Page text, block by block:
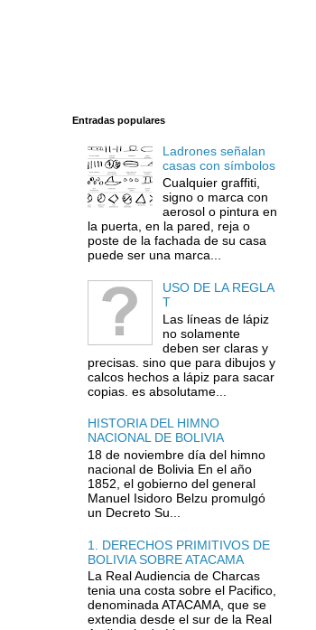
Entradas populares
Ladrones señalan
casas con símbolos
Cualquier graffiti,
signo o marca con
aerosol o pintura en
la puerta, en la pared, reja o
poste de la fachada de su casa
puede ser una marca...
USO DE LA REGLA
T
Las líneas de lápiz
no solamente
deben ser claras y
precisas. sino que para dibujos y
calcos hechos a lápiz para sacar
copias. es absolutame...
HISTORIA DEL HIMNO
NACIONAL DE BOLIVIA
18 de noviembre día del himno
nacional de Bolivia En el año
1852, el gobierno del general
Manuel Isidoro Belzu promulgó
un Decreto Su...
1. DERECHOS PRIMITIVOS DE
BOLIVIA SOBRE ATACAMA
La Real Audiencia de Charcas
tenia una costa sobre el Pacifico,
denominada ATACAMA, que se
extendia desde el sur de la Real